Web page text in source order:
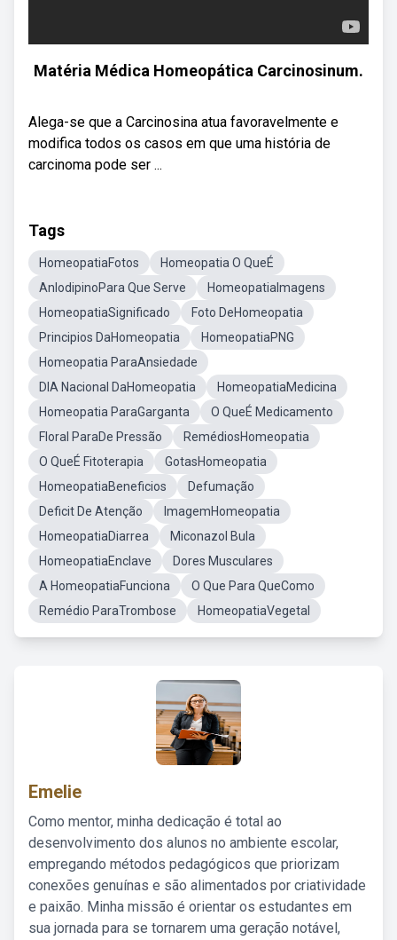
Matéria Médica Homeopática Carcinosinum.
Alega-se que a Carcinosina atua favoravelmente e
modifica todos os casos em que uma história de
carcinoma pode ser ...
Tags
HomeopatiaFotos
Homeopatia O QueÉ
AnlodipinoPara Que Serve
HomeopatiaImagens
HomeopatiaSignificado
Foto DeHomeopatia
Principios DaHomeopatia
HomeopatiaPNG
Homeopatia ParaAnsiedade
DIA Nacional DaHomeopatia
HomeopatiaMedicina
Homeopatia ParaGarganta
O QueÉ Medicamento
Floral ParaDe Pressão
RemédiosHomeopatia
O QueÉ Fitoterapia
GotasHomeopatia
HomeopatiaBeneficios
Defumação
Deficit De Atenção
ImagemHomeopatia
HomeopatiaDiarrea
Miconazol Bula
HomeopatiaEnclave
Dores Musculares
A HomeopatiaFunciona
O Que Para QueComo
Remédio ParaTrombose
HomeopatiaVegetal
Emelie
Como mentor, minha dedicação é total ao
desenvolvimento dos alunos no ambiente escolar,
empregando métodos pedagógicos que priorizam
conexões genuínas e são alimentados por criatividade
e paixão. Minha missão é orientar os estudantes em
sua jornada para se tornarem uma geração notável,